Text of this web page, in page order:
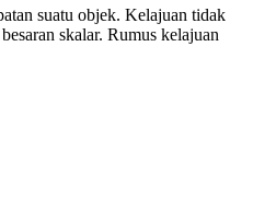
suatu objek. Kelajuan tidak
skalar. Rumus kelajuan